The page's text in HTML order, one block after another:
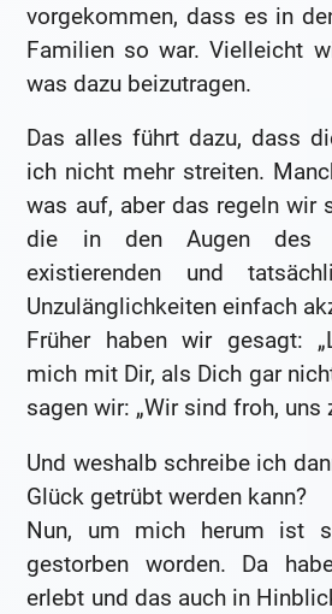
vorgekommen, dass es in
Familien so war. Vielleicht
was dazu beizutragen.
Das alles führt dazu, dass
ich nicht mehr streiten.
was auf, aber das regeln wir
die in den Augen des
existierenden und
Unzulänglichkeiten einfach
Früher haben wir gesagt:
mich mit Dir, als Dich gar
sagen wir: „Wir sind froh, uns
Und weshalb schreibe ich
Glück getrübt werden kann?
Nun, um mich herum ist
gestorben worden. Da
erlebt und das auch in